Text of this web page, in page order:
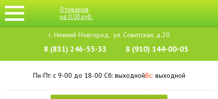
0товаров
на 0.00руб.
г. Нижний Новгород, ул. Советская, д.20
8 (831) 246-55-33 8 (910) 144-00-05
Пн-Пт: с 9-00 до 18-00 Cб: выходнойВс: выходной